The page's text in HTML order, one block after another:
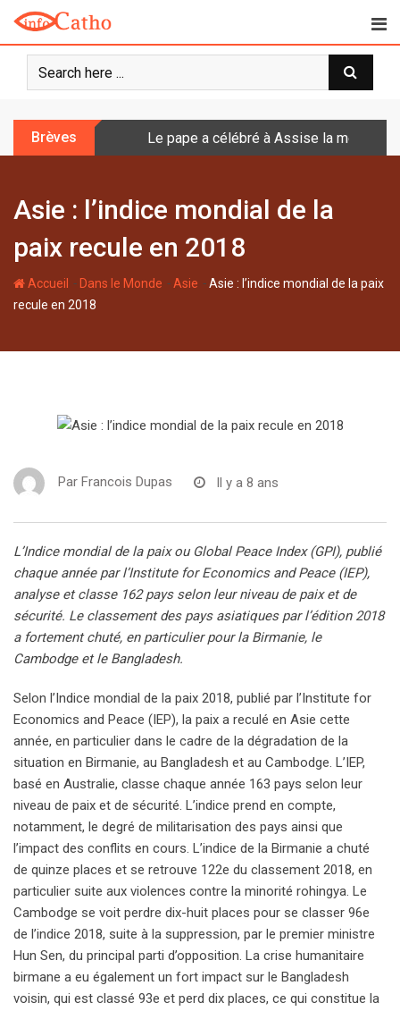
o
Brèves Le pape a célébré à Assise la messe
Asie : l’indice mondial de la
paix recule en 2018
Accueil - Dans le Monde -Asie -Asie : l’indice mondial de la paix
recule en 2018
Par Francois Dupas Il y a 8 ans
L’Indice mondial de la paix ou Global Peace Index (GPI), publié
chaque année par l’Institute for Economics and Peace (IEP),
analyse et classe 162 pays selon leur niveau de paix et de
sécurité. Le classement des pays asiatiques par l’édition 2018
a fortement chuté, en particulier pour la Birmanie, le
Cambodge et le Bangladesh.
Selon l’Indice mondial de la paix 2018, publié par l’Institute for
Economics and Peace (IEP), la paix a reculé en Asie cette
année, en particulier dans le cadre de la dégradation de la
situation en Birmanie, au Bangladesh et au Cambodge. L’IEP,
basé en Australie, classe chaque année 163 pays selon leur
niveau de paix et de sécurité. L’indice prend en compte,
notamment, le degré de militarisation des pays ainsi que
l’impact des conflits en cours. L’indice de la Birmanie a chuté
de quinze places et se retrouve 122e du classement 2018, en
particulier suite aux violences contre la minorité rohingya. Le
Cambodge se voit perdre dix-huit places pour se classer 96e
de l’indice 2018, suite à la suppression, par le premier ministre
Hun Sen, du principal parti d’opposition. La crise humanitaire
birmane a eu également un fort impact sur le Bangladesh
voisin, qui est classé 93e et perd dix places, ce qui constitue la